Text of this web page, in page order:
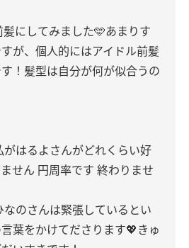
にしてみました🩵あまりす
が、個人的にはアイドル前髪
！髪型は自分が何が似合うの
がはるよさんがどれくらい好
せん 円周率です 終わりませ
のさんは緊張しているとい
葉をかけてださります💖きゅ